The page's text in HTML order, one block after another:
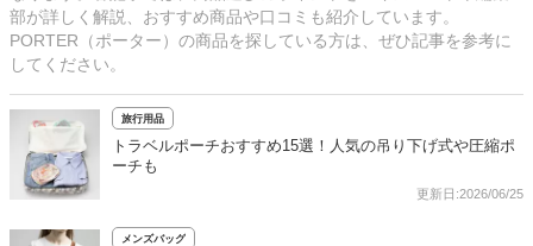
部が詳しく解説、おすすめ商品や口コミも紹介しています。
PORTER（ポーター）の商品を探している方は、ぜひ記事を参考に
してください。
旅行用品
トラベルポーチおすすめ15選！人気の吊り下げ式や圧縮ポ
ーチも
更新日:2026/06/25
メンズバッグ